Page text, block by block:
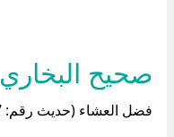
صحيح البخاري
فضل العشاء (حديث رقم: 567 )